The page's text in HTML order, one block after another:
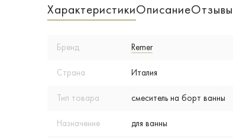
ХарактеристикиОписаниеОтзывы
Бренд Remer
Страна Италия
Тип товара смеситель на борт ванны
Назначение для ванны